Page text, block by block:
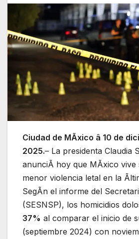
Ciudad de MÃxico â 10 de
2025.– La presidenta Claudia
anunciÃ hoy que MÃxico vive
menor violencia letal en la
SegÃn el informe del
(SESNSP), los homicidios
37% al comparar el inicio de
(septiembre 2024) con